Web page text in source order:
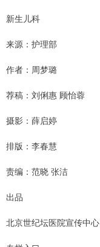
新生儿科
来源：护理部
作者：周梦璐
荐稿：刘俐惠 顾怡蓉
摄影：薛启婷
排版：李春慧
责编：范晓 张洁
出品
北京世纪坛医院宣传中心